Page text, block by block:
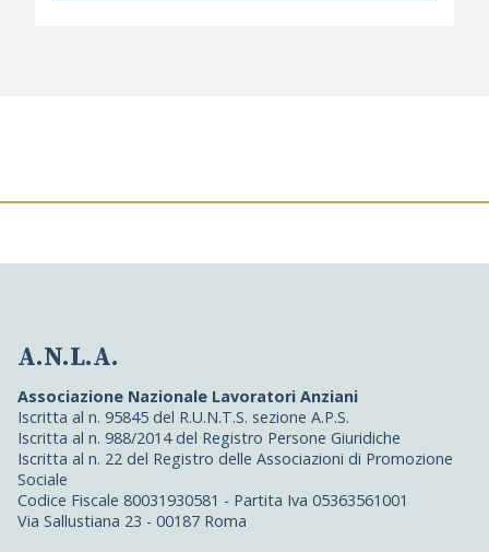
A.N.L.A.
Associazione Nazionale Lavoratori Anziani
Iscritta al n. 95845 del R.U.N.T.S. sezione A.P.S.
Iscritta al n. 988/2014 del Registro Persone Giuridiche
Iscritta al n. 22 del Registro delle Associazioni di Promozione
Sociale
Codice Fiscale 80031930581 - Partita Iva 05363561001
Via Sallustiana 23 - 00187 Roma